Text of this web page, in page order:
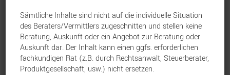
umweltfreundlich
NV Versicherungen VVaG Sach 22. Oktober 2025
NV-Schulungsreihe: Fit in Komposit
Sämtliche Inhalte sind nicht auf die individuelle Situation
des Beraters/Vermittlers zugeschnitten und stellen keine
Beratung, Auskunft oder ein Angebot zur Beratung oder
Auskunft dar. Der Inhalt kann einen ggfs. erforderlichen
fachkundigen Rat (z.B. durch Rechtsanwalt, Steuerberater,
Produktgesellschaft, usw.) nicht ersetzen.